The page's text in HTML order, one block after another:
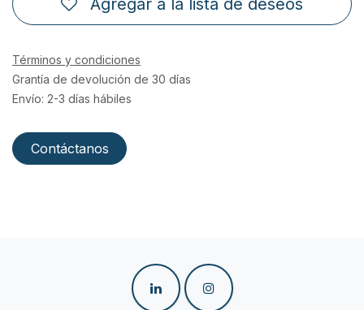
Agregar a la lista de deseos
Términos y condiciones
Grantía de devolución de 30 días
Envío: 2-3 días hábiles
Contáctanos